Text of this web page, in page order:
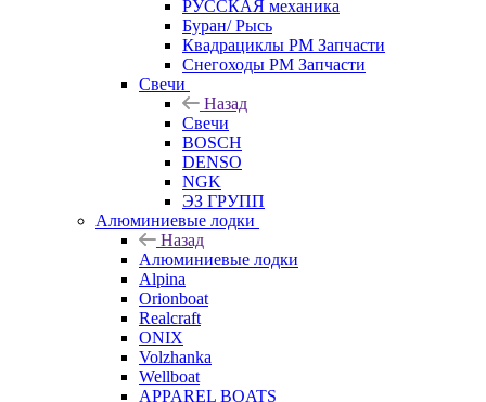
РУССКАЯ механика
Буран/ Рысь
Квадрациклы РМ Запчасти
Снегоходы РМ Запчасти
Свечи
Назад
Свечи
BOSCH
DENSO
NGK
ЭЗ ГРУПП
Алюминиевые лодки
Назад
Алюминиевые лодки
Alpina
Orionboat
Realcraft
ONIX
Volzhanka
Wellboat
АPPAREL BOATS